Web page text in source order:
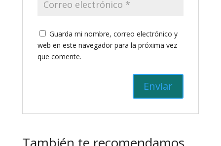
Guarda mi nombre, correo electrónico y
web en este navegador para la próxima vez
que comente.